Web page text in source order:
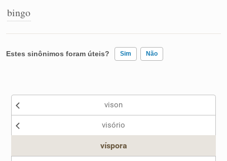
Caça-palavras
bingo
Estes sinônimos foram úteis? Sim Não
Nenhum dos sinônimos apresentados me ajudou
vison
visório
víspora